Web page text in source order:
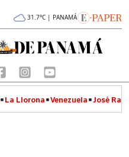
31.7°C | PANAMÁ
La Llorona Venezuela José